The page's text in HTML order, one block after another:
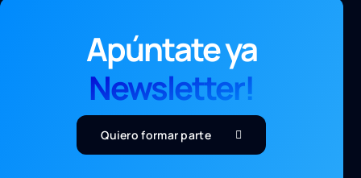
Apúntate ya
Newsletter!
Quiero formar parte